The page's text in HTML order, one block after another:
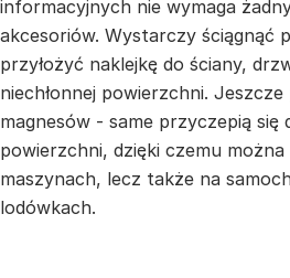
informacyjnych nie wymaga
akcesoriów. Wystarczy ściągnąć
przyłożyć naklejkę do ściany,
niechłonnej powierzchni.
magnesów - same przyczepią się
powierzchni, dzięki czemu
maszynach, lecz także na
lodówkach.